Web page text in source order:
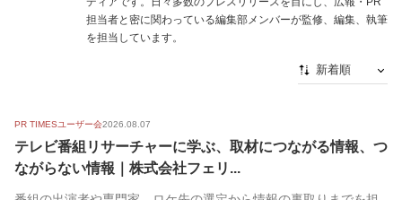
担当者と密に関わっている編集部メンバーが監修、編集、執筆
を担当しています。
新着順
人気順
PR TIMESユーザー会2026.08.07
テレビ番組リサーチャーに学ぶ、取材につながる情報、つ
ながらない情報｜株式会社フェリ...